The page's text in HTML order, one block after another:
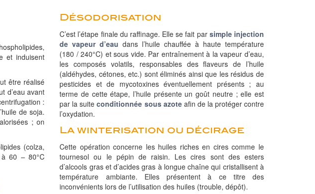
et induisent
être réalisé
d’eau avant
:
de soja.
; on
(colza,
à 60 – 80°C
Désodorisation
C’est l’étape finale du raffinage. Elle se fait par simple injection
de vapeur d’eau dans l’huile chauffée à haute température
(180 / 240°C) et sous vide. Par entraînement à la vapeur d’eau,
les composés volatils, responsables des flaveurs de l’huile
(aldéhydes, cétones, etc.) sont éliminés ainsi que les résidus de
pesticides et de mycotoxines éventuellement présents ; au
terme de cette étape, l’huile présente un goût neutre ; elle est
par la suiteconditionnée sous azoteafin de la protéger contre
l’oxydation.
La winterisation ou décirage
Cette opération concerne les huiles riches en cires comme le
tournesol ou le pépin de raisin. Les cires sont des esters
d’alcools gras et d’acides gras à longue chaîne qui cristallisent à
température ambiante. Elles présentent à ce titre des
inconvénients lors de l’utilisation des huiles (trouble, dépôt).